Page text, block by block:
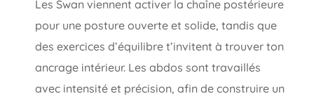
Les Swan viennent activer la chaîne postérieure
pour une posture ouverte et solide, tandis que
des exercices d’équilibre t’invitent à trouver ton
ancrage intérieur. Les abdos sont travaillés
avec intensité et précision, afin de construire un